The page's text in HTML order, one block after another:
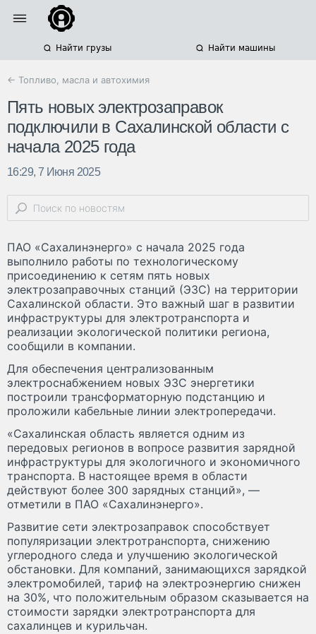
Найти грузы Найти машины
← Топливо, масла и автохимия
Пять новых электрозаправок
подключили в Сахалинской области с
начала 2025 года
16:29, 7 Июня 2025
ПАО «Сахалинэнерго» с начала 2025 года
выполнило работы по технологическому
присоединению к сетям пять новых
электрозаправочных станций (ЭЗС) на территории
Сахалинской области. Это важный шаг в развитии
инфраструктуры для электротранспорта и
реализации экологической политики региона,
сообщили в компании.
Для обеспечения централизованным
электроснабжением новых ЭЗС энергетики
построили трансформаторную подстанцию и
проложили кабельные линии электропередачи.
«Сахалинская область является одним из
передовых регионов в вопросе развития зарядной
инфраструктуры для экологичного и экономичного
транспорта. В настоящее время в области
действуют более 300 зарядных станций», —
отметили в ПАО «Сахалинэнерго».
Развитие сети электрозаправок способствует
популяризации электротранспорта, снижению
углеродного следа и улучшению экологической
обстановки. Для компаний, занимающихся зарядкой
электромобилей, тариф на электроэнергию снижен
на 30%, что положительным образом сказывается на
стоимости зарядки электротранспорта для
сахалинцев и курильчан.